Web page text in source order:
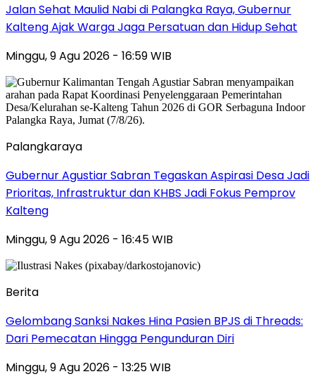
Jalan Sehat Maulid Nabi di Palangka Raya, Gubernur
Kalteng Ajak Warga Jaga Persatuan dan Hidup Sehat
Minggu, 9 Agu 2026 - 16:59 WIB
Palangkaraya
Gubernur Agustiar Sabran Tegaskan Aspirasi Desa Jadi
Prioritas, Infrastruktur dan KHBS Jadi Fokus Pemprov
Kalteng
Minggu, 9 Agu 2026 - 16:45 WIB
Berita
Gelombang Sanksi Nakes Hina Pasien BPJS di Threads:
Dari Pemecatan Hingga Pengunduran Diri
Minggu, 9 Agu 2026 - 13:25 WIB